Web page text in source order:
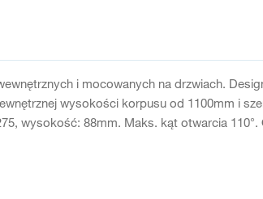
i mocowanych na drzwiach.
wysokości korpusu od 1100mm i
wysokość: 88mm. Maks. kąt otwarcia 110°.